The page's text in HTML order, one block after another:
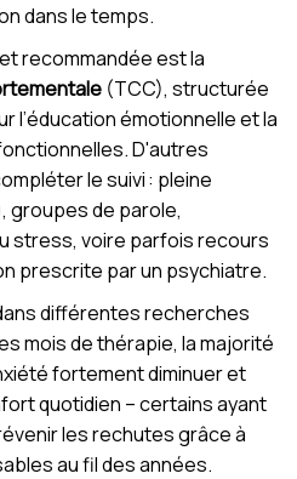
dans le temps.
recommandée est la
(TCC), structurée
l’éducation émotionnelle et la
D'autres
le suivi : pleine
groupes de parole,
stress, voire parfois recours
prescrite par un psychiatre.
différentes recherches
mois de thérapie, la majorité
fortement diminuer et
quotidien – certains ayant
les rechutes grâce à
au fil des années.